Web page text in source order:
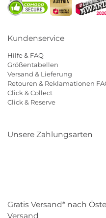
Kundenservice
Hilfe & FAQ
Größentabellen
Versand & Lieferung
Retouren & Reklamationen
Click & Collect
Click & Reserve
Unsere Zahlungsarten
Gratis Versand* nach
Versand